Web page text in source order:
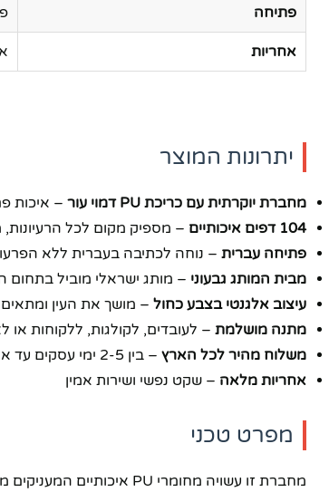
פתיחה
אחריות
יתרונות המוצר
מחברת יוקרתית עם כריכת PU דמוי עור
– איכות
104 דפים איכותיים
– מספיק מקום לכל
פתיחה עברית – נוחה לכתיבה בעברית ללא
מבית המותג גבעוני – מותג ישראלי מוביל בתחום
עיצוב אלגנטי בצבע כחול – מושך את העין ומתאים
מתנה מושלמת – לעובדים, לקולגות, ללקוחות או
משלוח מהיר לכל הארץ – בין 2-5 ימי עסקים עד אליך
אחריות מלאה – שקט נפשי ושירות אמין
מפרט טכני
אינסטגרם
יוטיוב